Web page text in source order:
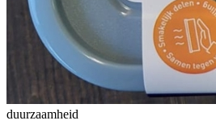
duurzaamheid